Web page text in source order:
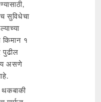
सुविधेचा
१
पुढील
असणे
थकबाकी